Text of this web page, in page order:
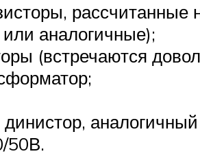
аналогичные);
(встречаются
50В.